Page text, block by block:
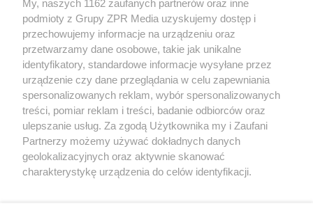
Sprawdź archiwum
Żaden utwór zamieszczony w serwisie nie może być powielany i
rozpowszechniany lub dalej rozpowszechniany w jakikolwiek sposób (w tym
My, naszych 1162 zaufanych partnerów oraz inne
podmioty z Grupy ZPR Media uzyskujemy dostęp i
przechowujemy informacje na urządzeniu oraz
przetwarzamy dane osobowe, takie jak unikalne
identyfikatory, standardowe informacje wysyłane przez
urządzenie czy dane przeglądania w celu zapewniania
spersonalizowanych reklam, wybór spersonalizowanych
treści, pomiar reklam i treści, badanie odbiorców oraz
ulepszanie usług. Za zgodą Użytkownika my i Zaufani
Partnerzy możemy używać dokładnych danych
geolokalizacyjnych oraz aktywnie skanować
charakterystykę urządzenia do celów identyfikacji.